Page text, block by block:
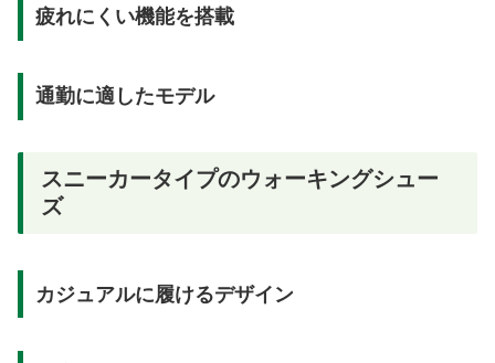
疲れにくい機能を搭載
通勤に適したモデル
スニーカータイプのウォーキングシュー
ズ
カジュアルに履けるデザイン